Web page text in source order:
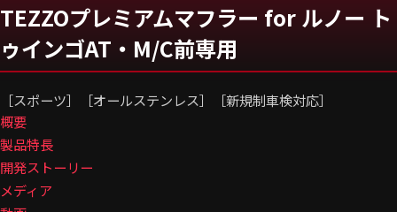
TEZZOプレミアムマフラー for ルノー ト
ゥインゴAT・M/C前専用
［スポーツ］［オールステンレス］［新規制車検対応］
概要
製品特長
開発ストーリー
メディア